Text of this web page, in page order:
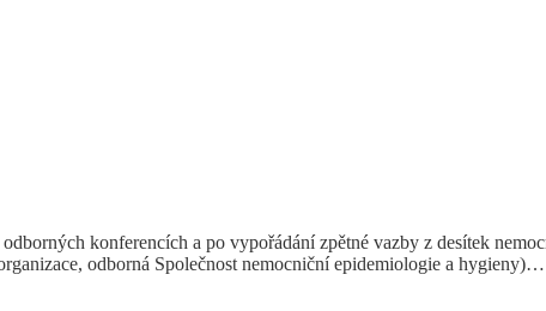
konferencích a po vypořádání zpětné vazby z desítek
odborná Společnost nemocniční epidemiologie a hygieny)…